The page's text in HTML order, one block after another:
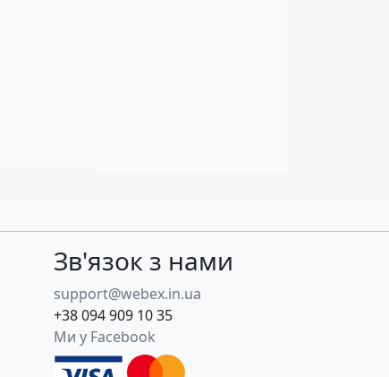
Зв'язок з нами
support@webex.in.ua
+38 094 909 10 35
Ми у Facebook